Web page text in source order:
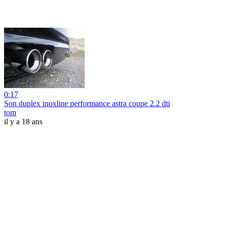
0:17
Son duplex inoxline performance astra coupe 2.2 dti
tom
il y a 18 ans